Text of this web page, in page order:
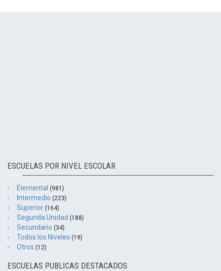
ESCUELAS POR NIVEL ESCOLAR
Elemental (981)
Intermedio (223)
Superior (164)
Segunda Unidad (188)
Secundario (34)
Todos los Niveles (19)
Otros (12)
ESCUELAS PUBLICAS DESTACADOS